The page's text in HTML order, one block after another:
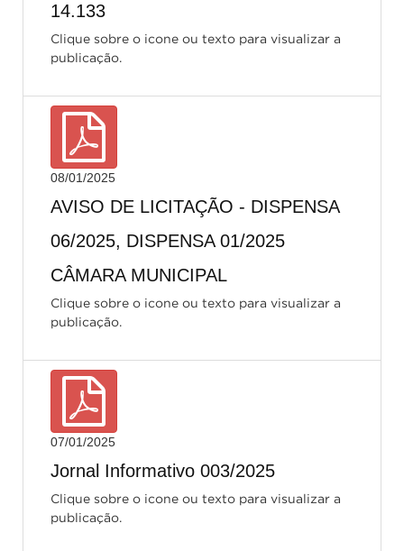
14.133
Clique sobre o icone ou texto para visualizar a
publicação.
08/01/2025
AVISO DE LICITAÇÃO - DISPENSA
06/2025, DISPENSA 01/2025
CÂMARA MUNICIPAL
Clique sobre o icone ou texto para visualizar a
publicação.
07/01/2025
Jornal Informativo 003/2025
Clique sobre o icone ou texto para visualizar a
publicação.